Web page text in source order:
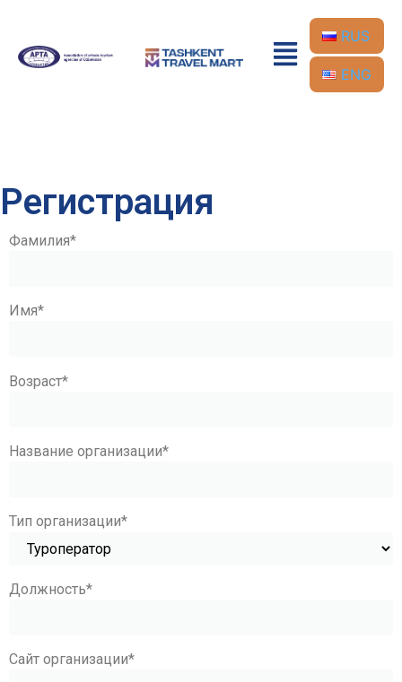
RUS
ENG
Регистрация
Фамилия*
Имя*
Возраст*
Название организации*
Тип организации*
Должность*
Сайт организации*